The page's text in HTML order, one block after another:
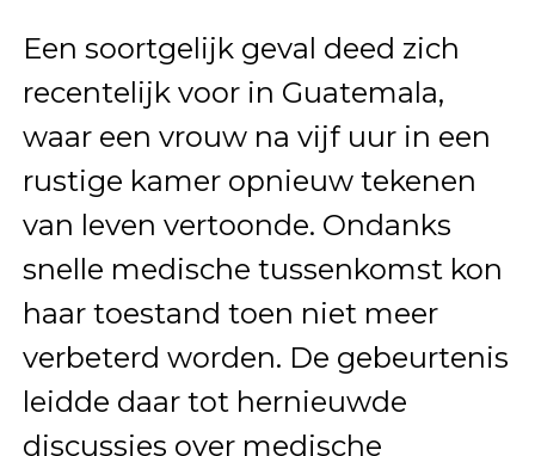
Een soortgelijk geval deed zich
recentelijk voor in Guatemala,
waar een vrouw na vijf uur in een
rustige kamer opnieuw tekenen
van leven vertoonde. Ondanks
snelle medische tussenkomst kon
haar toestand toen niet meer
verbeterd worden. De gebeurtenis
leidde daar tot hernieuwde
discussies over medische